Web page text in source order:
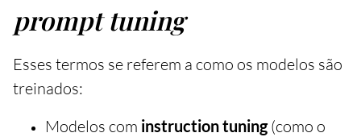
prompt tuning
Esses termos se referem a como os modelos são
treinados:
Modelos com instruction tuning(como o